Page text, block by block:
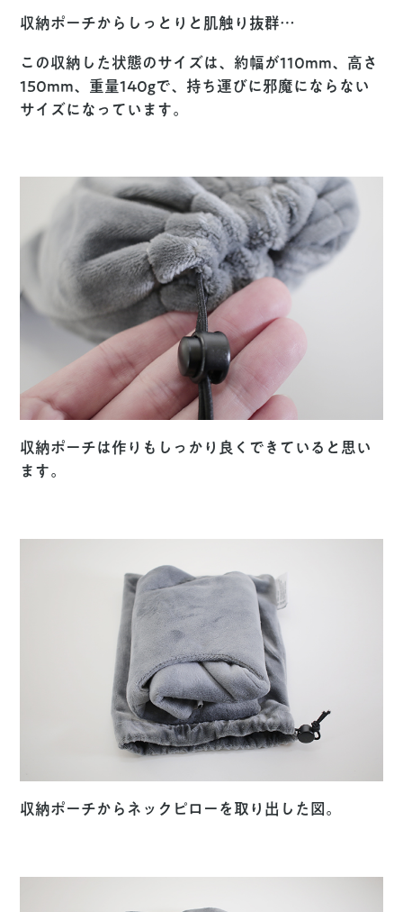
収納ポーチからしっとりと肌触り抜群…
この収納した状態のサイズは、約幅が110mm、高さ
150mm、重量140gで、持ち運びに邪魔にならない
サイズになっています。
収納ポーチは作りもしっかり良くできていると思い
ます。
収納ポーチからネックピローを取り出した図。